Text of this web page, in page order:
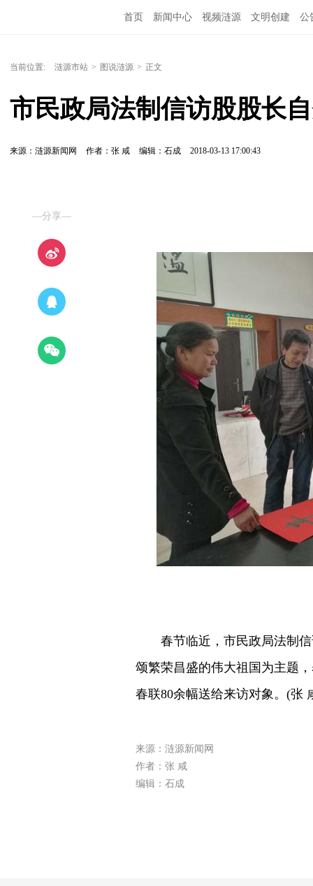
首页 新闻中心 视频涟源 文明创建 公
当前位置: 涟源市站 > 图说涟源 > 正文
市民政局法制信访股股长
来源：涟源新闻网 作者：张 咸 编辑：石成 2018-03-13 17:00:43
—分享—
春节临近，市民政局法制信
颂繁荣昌盛的伟大祖国为主题
春联80余幅送给来访对象。(张
来源：涟源新闻网
作者：张 咸
编辑：石成